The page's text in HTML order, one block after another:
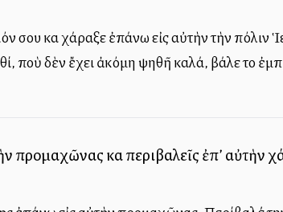
σου καὶ χάραξε ἐπάνω εἰς αὐτὴν τὴν πόλιν
ποὺ δὲν ἔχει ἀκόμη ψηθῆ καλά, βάλε το
προμαχῶνας καὶ περιβαλεῖς ἐπ’ αὐτὴν